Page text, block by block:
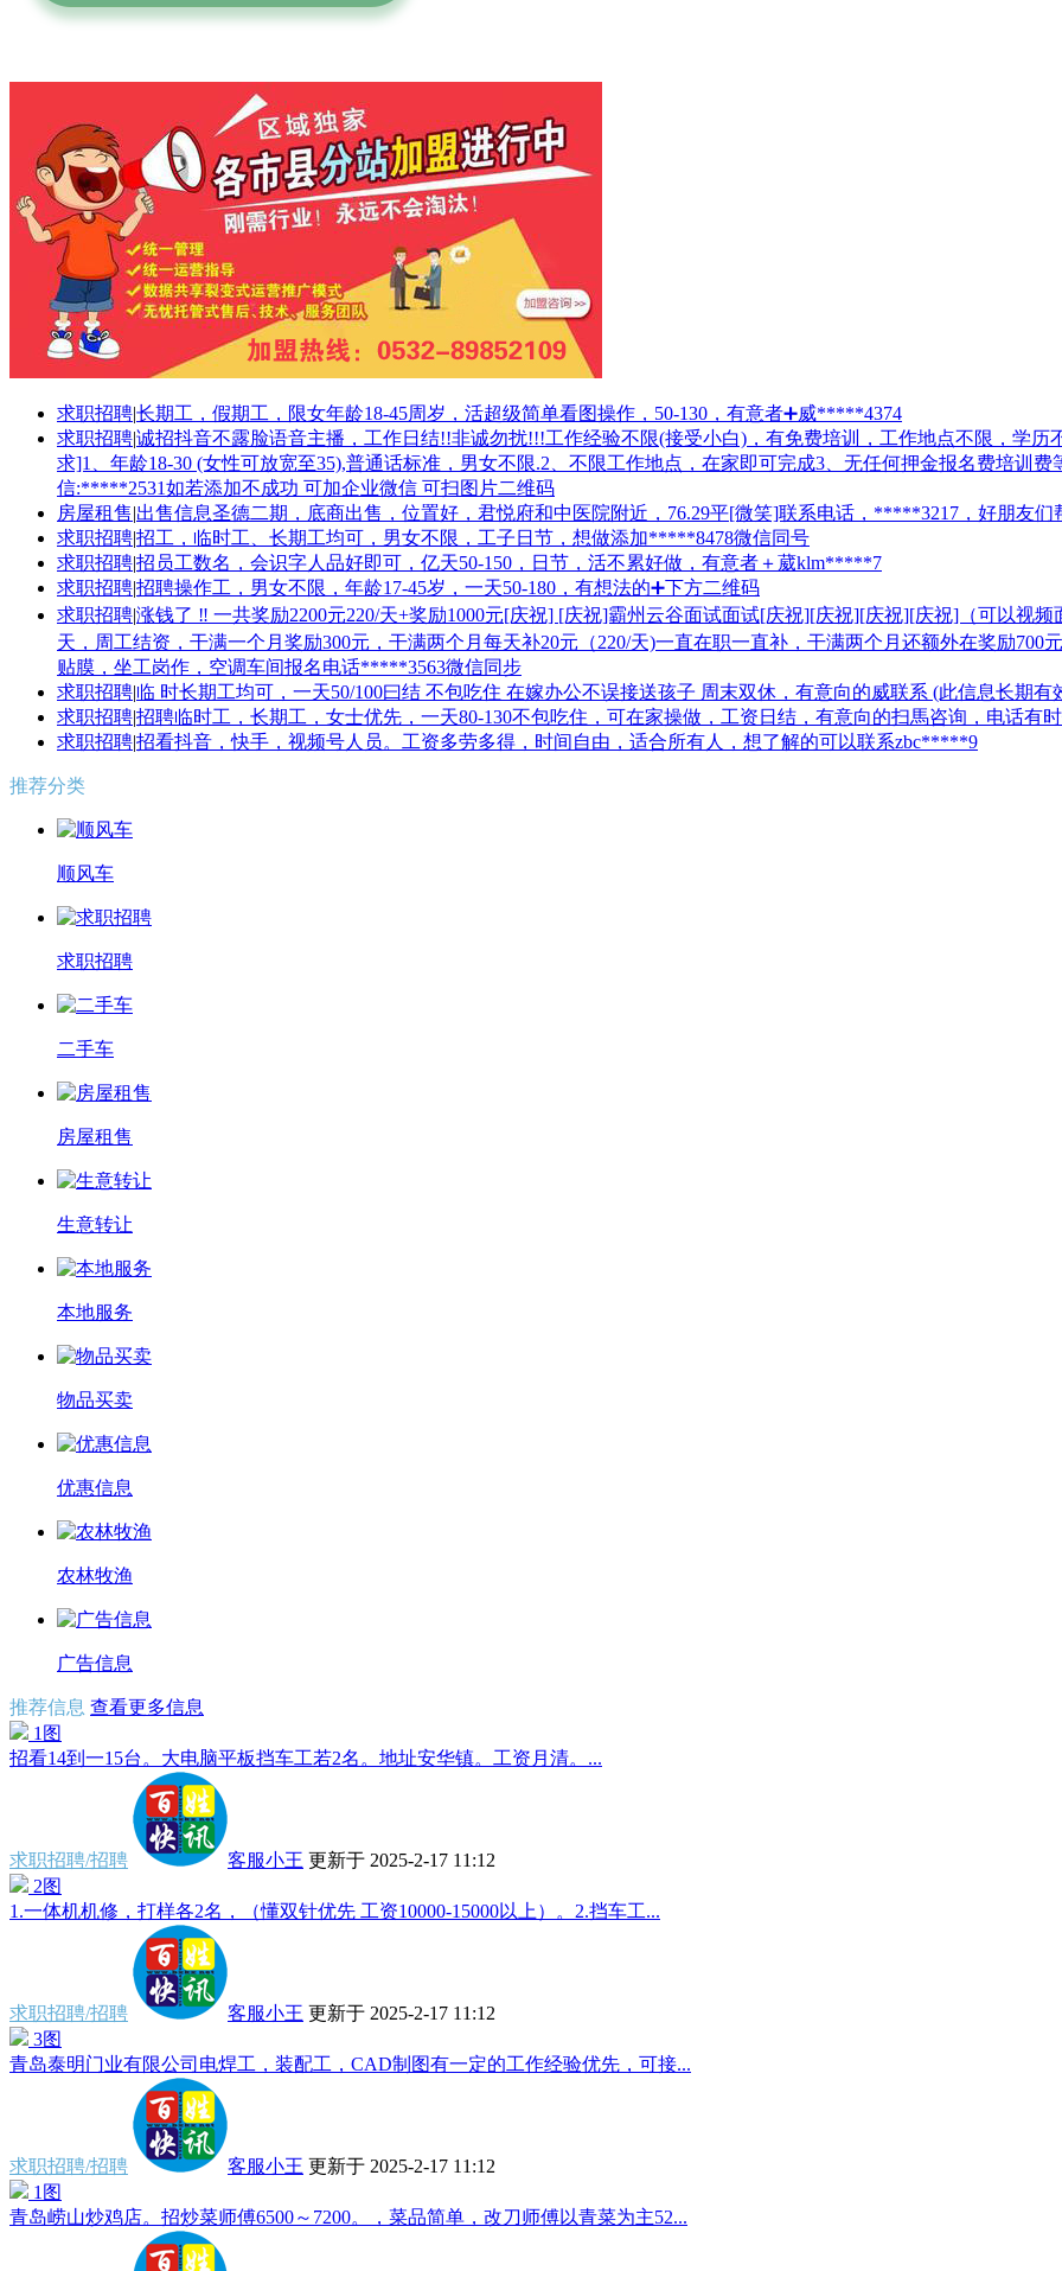
求职招聘|长期工，假期工，限女年龄18-45周岁，活超级简单看图操作，50-130，有意者➕威*****4374
求职招聘|诚招抖音不露脸语音主播，工作日结!!非诚勿扰!!!工作经验不限(接受小白)，有免费培训，工作地点不限，学历
求]1、年龄18-30 (女性可放宽至35),普通话标准，男女不限.2、不限工作地点，在家即可完成3、无任何押金报名费培训
信:*****2531如若添加不成功 可加企业微信 可扫图片二维码
房屋租售|出售信息圣德二期，底商出售，位置好，君悦府和中医院附近，76.29平[微笑]联系电话，*****3217，好朋友
求职招聘|招工，临时工、长期工均可，男女不限，工子日节，想做添加*****8478微信同号
求职招聘|招员工数名，会识字人品好即可，亿天50-150，日节，活不累好做，有意者＋葳klm*****7
求职招聘|招聘操作工，男女不限，年龄17-45岁，一天50-180，有想法的➕下方二维码
求职招聘|‮钱涨‬了 ‼️ 一‮奖共‬励2200元220/天+奖励1000元[庆祝] [庆祝]霸‮云州‬谷面试面试[庆祝][庆祝][庆祝][庆祝]（可‮视以‬频面试）1⃣️‮要岗‬位求：18-39周岁，男女不限2⃣️‮资薪‬待遇：200元/
天，周‮结工‬资，干满一‮月个‬奖励300元，干满‮个两‬月每天补20元（220/天)一直‮职在‬一直补，干满‮个两‬月还额‮在外‬奖励700元。‮提供‬住宿，‮境环‬优越！3⃣️‮内工‬作容：‮责负‬手屏‮幕机‬的质检、
贴膜，坐‮岗工‬作，空调车间报名电话*****3563微‮同信‬步
求职招聘|临 时长期工均可，一天50/100曰结 不包吃住 在嫁办公不误接送孩子 周末双休，有意向的威联系 (此信息长期有
求职招聘|招聘临时工，长期工，女士优先，一天80-130不包吃住，可在家操做，工资日结，有意向的扫馬咨询，电话有
求职招聘|招看抖音，快手，视频号人员。工资多劳多得，时间自由，适合所有人，想了解的可以联系zbc*****9
推荐分类
顺风车
求职招聘
二手车
房屋租售
生意转让
本地服务
物品买卖
优惠信息
农林牧渔
广告信息
推荐信息 查看更多信息
1图
招看14到一15台。大电脑平板挡车工若2名。地址安华镇。工资月清。...
求职招聘/招聘 客服小王 更新于 2025-2-17 11:12
2图
1.一体机机修，打样各2名，（懂双针优先 工资10000-15000以上）。2.挡车工...
求职招聘/招聘 客服小王 更新于 2025-2-17 11:12
3图
青岛泰明门业有限公司电焊工，装配工，CAD制图有一定的工作经验优先，可接...
求职招聘/招聘 客服小王 更新于 2025-2-17 11:12
1图
青岛崂山炒鸡店。招炒菜师傅6500～7200。，菜品简单，改刀师傅以青菜为主52...